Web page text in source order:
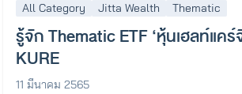
All Category Jitta Wealth Thematic
รู้จัก Thematic ETF ‘หุ้นเฮลท์แคร์
KURE
11 มีนาคม 2565